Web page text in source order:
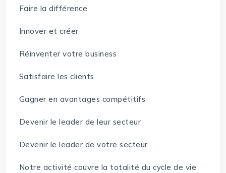
Faire la différence
Innover et créer
Réinventer votre business
Satisfaire les clients
Gagner en avantages compétitifs
Devenir le leader de leur secteur
Devenir le leader de votre secteur
Notre activité couvre la totalité du cycle de vie